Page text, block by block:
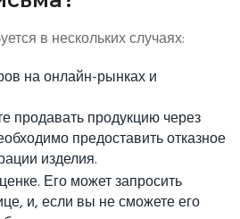
в нескольких случаях:
на онлайн-рынках и
продавать продукцию через
предоставить отказное
изделия.
Его может запросить
и, если вы не сможете его